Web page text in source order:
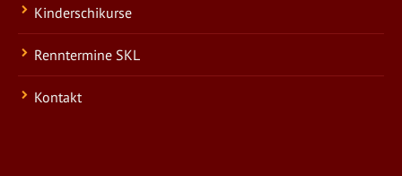
Kinderschikurse
Renntermine SKL
Kontakt